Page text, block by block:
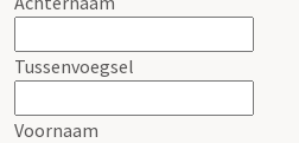
Tussenvoegsel
Voornaam